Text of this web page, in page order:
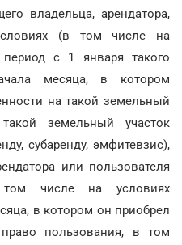
владельца, арендатора,
(в том числе на
с 1 января такого
месяца, в котором
на такой земельный
земельный участок
субаренду, эмфитевзис),
или пользователя
числе на условиях
в котором он приобрел
пользования, в том